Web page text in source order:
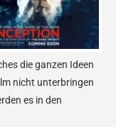
die ganzen Ideen
nicht unterbringen
es in den